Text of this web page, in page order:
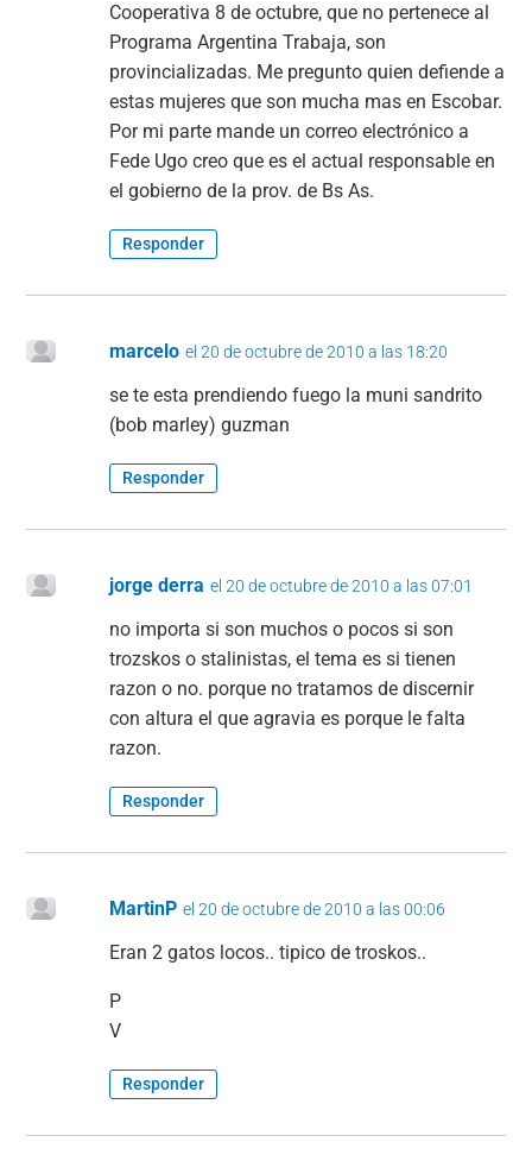
Cooperativa 8 de octubre, que no pertenece al
Programa Argentina Trabaja, son
provincializadas. Me pregunto quien defiende a
estas mujeres que son mucha mas en Escobar.
Por mi parte mande un correo electrónico a
Fede Ugo creo que es el actual responsable en
el gobierno de la prov. de Bs As.
Responder
marcelo el 20 de octubre de 2010 a las 18:20
se te esta prendiendo fuego la muni sandrito
(bob marley) guzman
Responder
jorge derra el 20 de octubre de 2010 a las 07:01
no importa si son muchos o pocos si son
trozskos o stalinistas, el tema es si tienen
razon o no. porque no tratamos de discernir
con altura el que agravia es porque le falta
razon.
Responder
MartinP el 20 de octubre de 2010 a las 00:06
Eran 2 gatos locos.. tipico de troskos..
P
V
Responder